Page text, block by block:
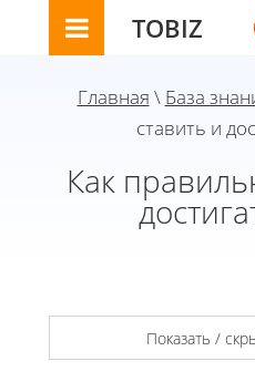
TOBIZ
Главная \ База
ставить и
Как
Показать /